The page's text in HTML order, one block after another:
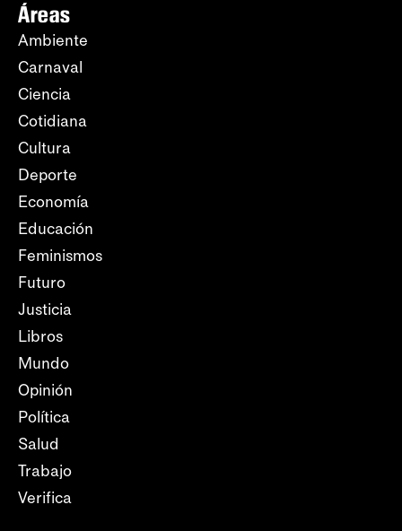
Áreas
Ambiente
Carnaval
Ciencia
Cotidiana
Cultura
Deporte
Economía
Educación
Feminismos
Futuro
Justicia
Libros
Mundo
Opinión
Política
Salud
Trabajo
Verifica